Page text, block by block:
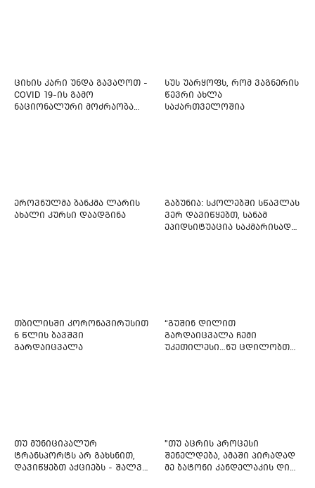
ციხის კარი უნდა გავაღოთ -
COVID 19-ის გამო
ნაციონალური მოძრაობა
სუს უარყოფს, რომ ვაგნერის
წევრი ახლა
საქართველოშია
ეროვნულმა ბანკმა ლარის
ახალი კურსი დაადგინა
გაბუნია: სკოლებში სწავლას
ვერ დავიწყებთ, სანამ
ეპიდსიტუაცია საკმარისად
თბილისში კორონავირუსით
6 წლის ბავშვი
გარდაიცვალა
“გუშინ დილით
გარდაიცვალა ჩემი
უკეთილესი…ნუ ცდილობთ
თუ მუნიციპალურ
ტრანსპორტს არ გახსნით,
დავიწყებთ აქციებს - შალვა
"თუ აცრის პროცესი
შენელდება, ამაში პირადად
მე ბატონი კანდელაკის დიდ